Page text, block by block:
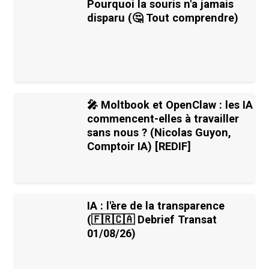
Pourquoi la souris n'a jamais
disparu (🤔 Tout comprendre)
🎤 Moltbook et OpenClaw : les IA
commencent-elles à travailler
sans nous ? (Nicolas Guyon,
Comptoir IA) [REDIF]
IA : l'ère de la transparence
(🇫🇷🇨🇦 Debrief Transat
01/08/26)